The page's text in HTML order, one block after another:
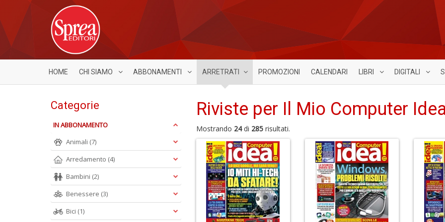
HOME CHI SIAMO ABBONAMENTI ARRETRATI PROMOZIONI CALENDARI LIBRI DIGITALI
Riviste per Il Mio Computer
Mostrando 24di 285risultati.
Categorie
IN ABBONAMENTO
Animali (7)
Arredamento (4)
Bambini (2)
Benessere (3)
Bici (1)